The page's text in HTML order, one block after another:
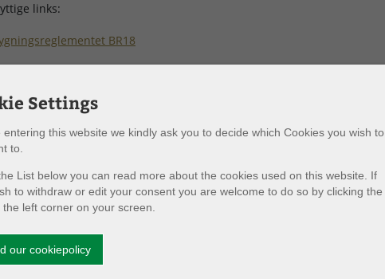
links:
BR18
Driftsorganisation
Drift og brug
Vedligehold
Settings
entering this website we kindly ask you to decide which Cookies you wish to
to.
List below you can read more about the cookies used on this website. If
to withdraw or edit your consent you are welcome to do so by clicking the
the left corner on your screen.
our cookiepolicy